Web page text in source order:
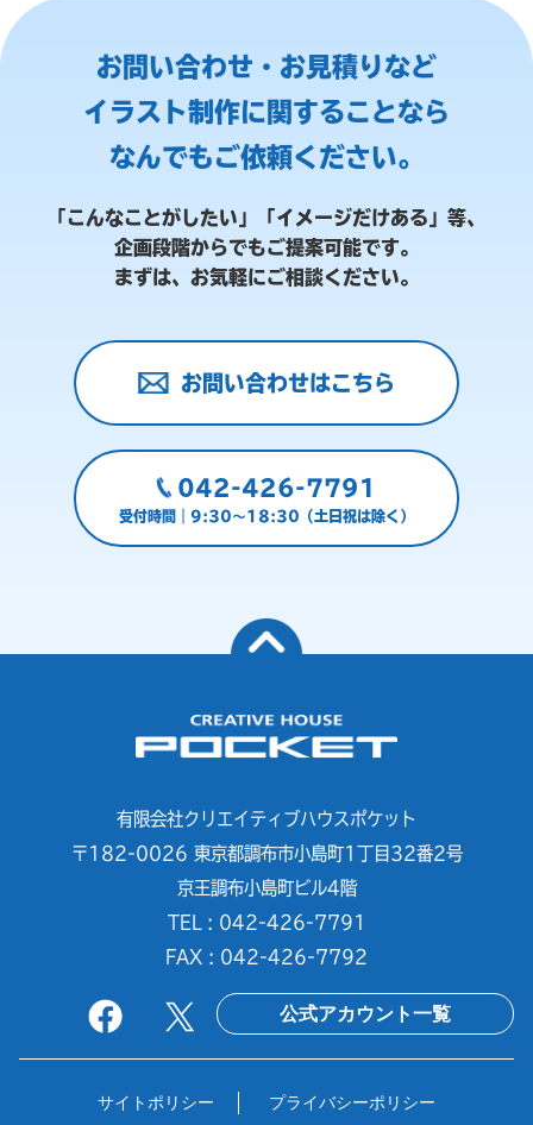
お問い合わせ・お見積りなど
イラスト制作に関することなら
なんでもご依頼ください。
「こんなことがしたい」「イメージだけある」等、
企画段階からでもご提案可能です。
まずは、お気軽にご相談ください。
お問い合わせはこちら
042-426-7791
受付時間｜9:30～18:30（土日祝は除く）
有限会社クリエイティブハウスポケット
〒182-0026 東京都調布市小島町1丁目32番2号
京王調布小島町ビル4階
TEL : 042-426-7791
FAX : 042-426-7792
公式アカウント一覧
サイトポリシー プライバシーポリシー